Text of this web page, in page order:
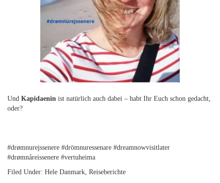
Und Kapidaenin ist natürlich auch dabei – habt Ihr Euch schon gedacht,
oder?
#drømnurejssenere #drömnuressenare #dreamnowvisitlater
#drømnåreissenere #vertuheima
Filed Under: Hele Danmark, Reiseberichte